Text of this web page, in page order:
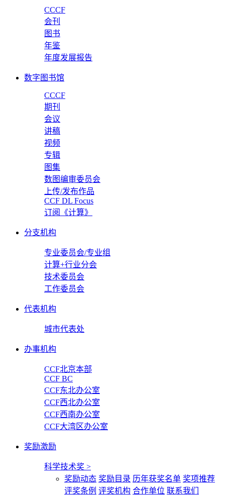
CCCF
会刊
图书
年鉴
年度发展报告
数字图书馆
CCCF
期刊
会议
讲稿
视频
专辑
图集
数图编审委员会
上传/发布作品
CCF DL Focus
订阅《计算》
分支机构
专业委员会/专业组
计算+行业分会
技术委员会
工作委员会
代表机构
城市代表处
办事机构
CCF北京本部
CCF BC
CCF东北办公室
CCF西北办公室
CCF西南办公室
CCF大湾区办公室
奖励激励
科学技术奖 >
奖励动态 奖励目录 历年获奖名单 奖项推荐
评奖条例 评奖机构 合作单位 联系我们